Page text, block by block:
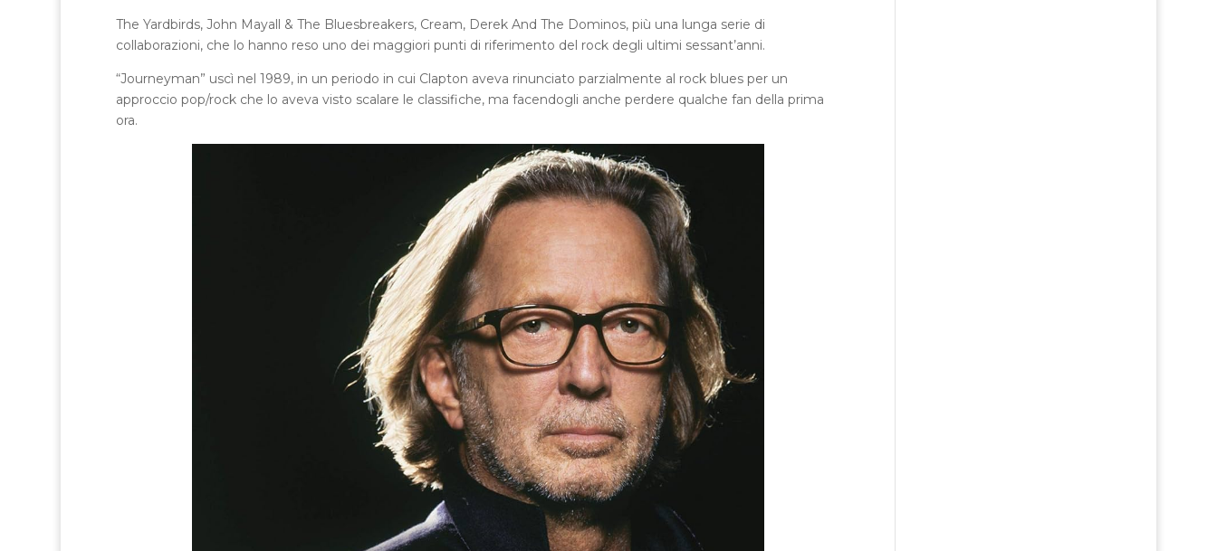
The Yardbirds, John Mayall & The Bluesbreakers, Cream, Derek And The Dominos, più una lunga serie di
collaborazioni, che lo hanno reso uno dei maggiori punti di riferimento del rock degli ultimi sessant’anni.
“Journeyman” uscì nel 1989, in un periodo in cui Clapton aveva rinunciato parzialmente al rock blues per un
approccio pop/rock che lo aveva visto scalare le classifiche, ma facendogli anche perdere qualche fan della prima
ora.